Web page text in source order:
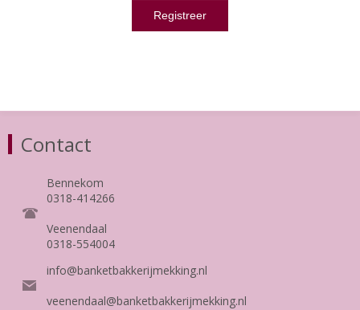
Contact
Bennekom
0318-414266
Veenendaal
0318-554004
info@banketbakkerijmekking.nl
veenendaal@banketbakkerijmekking.nl